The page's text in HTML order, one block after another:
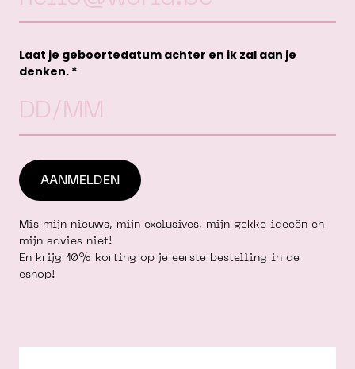
Laat je geboortedatum achter en ik zal aan je
denken. *
Mis mijn nieuws, mijn exclusives, mijn gekke ideeën en
mijn advies niet!
En krijg 10% korting op je eerste bestelling in de
eshop!